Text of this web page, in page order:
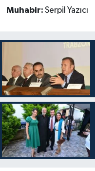
Muhabir: Serpil Yazıcı